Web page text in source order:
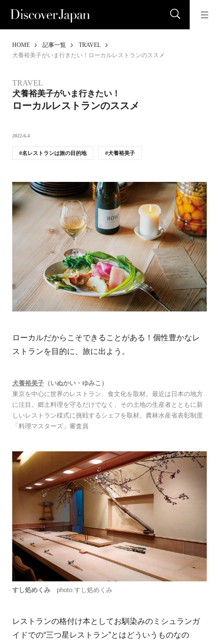
HOME 記事一覧
TRAVEL
犬養裕美子がいま行きたい！ローカルレストランのススメ
TRAVEL
犬養裕美子がいま行きたい！
ローカルレストランのススメ
2022.6.4
名レストランは旅の目的地 犬養裕美子
ローカルだからこそできることがある！個性豊かなレ
ストランを目的に、旅に出よう。
犬養裕美子 （いぬかい・ゆみこ）
東京を中心に世界のレストラン、食文化を取材。最近は日本の地方
に注目。郷土料理を守るだけでなく、その土地の生産者とともに新
しいレストラン様式に挑戦するシェフを取材。農林水産省表彰制度
「料理マスターズ」審査員
すし処めくみ photo:すし処めくみ
レストランの格付け本としてお馴染みのミシュランガ
イドでの“三つ星レストラン”とはどういうものなの